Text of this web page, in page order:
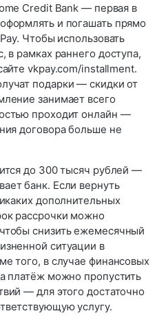
Credit Bank — первая в
и погашать прямо
Чтобы использовать
в рамках раннего доступа,
vkpay.com/installment.
подарки — скидки от
занимает всего
проходит онлайн —
договора больше не
до 300 тысяч рублей —
банк. Если вернуть
дополнительных
рассрочки можно
снизить ежемесячный
ситуации в
того, в случае финансовых
платёж можно пропустить
— для этого достаточно
услугу.